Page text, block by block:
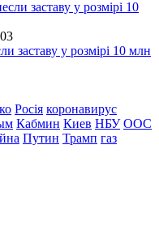
заставу у розмірі 10 млн
Росія коронавирус
Кабмин Киев НБУ ООС
Путин Трамп газ